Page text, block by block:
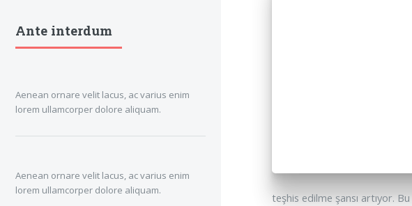
teşhis edilme şansı artıyor.
Ante interdum
Aenean ornare velit lacus, ac varius enim
lorem ullamcorper dolore aliquam.
Aenean ornare velit lacus, ac varius enim
lorem ullamcorper dolore aliquam.